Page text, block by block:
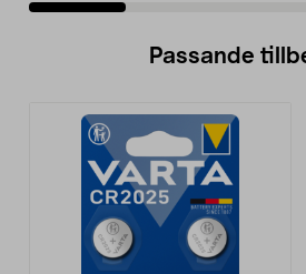
Passande